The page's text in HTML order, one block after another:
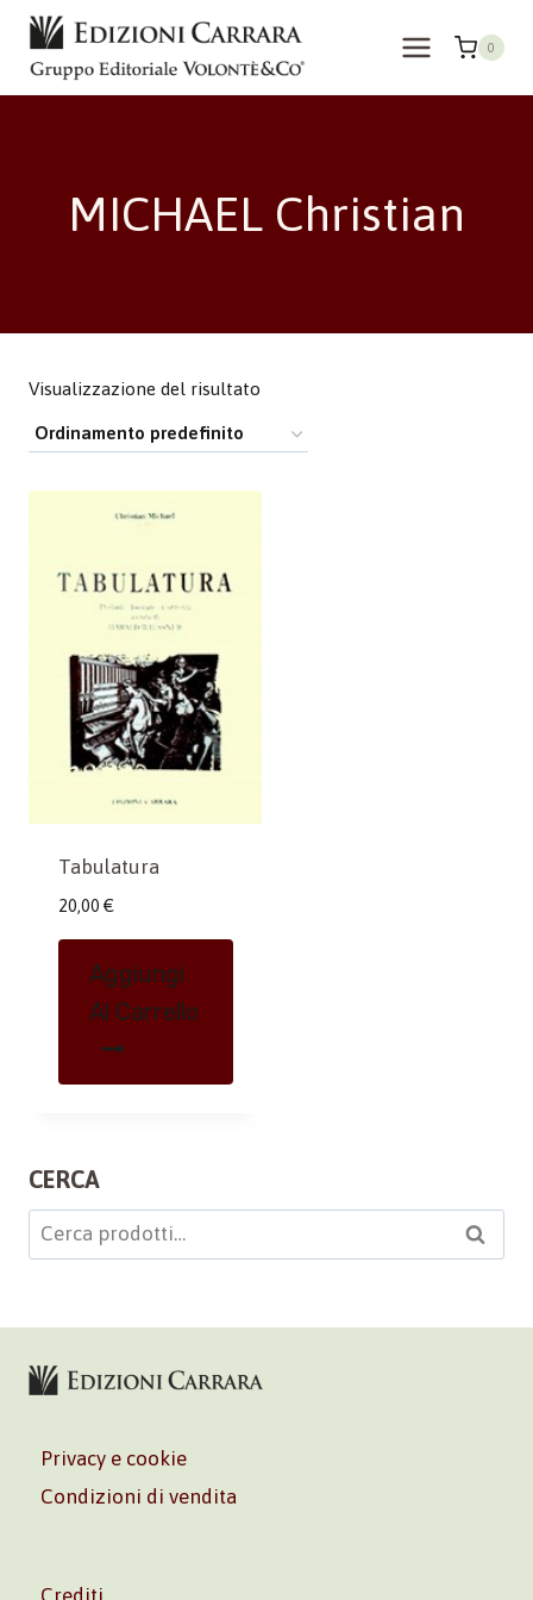
Salta
contenuto
0
MICHAEL Christian
Visualizzazione del risultato
Tabulatura
20,00 €
Aggiungi
Al Carrello
CERCA
Cerca: Cerca
Privacy e cookie
Condizioni di vendita
Crediti